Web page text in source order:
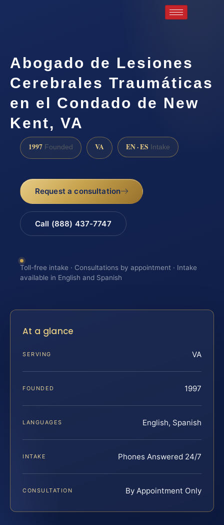
Abogado de Lesiones
Cerebrales Traumáticas
en el Condado de New
Kent, VA
1997 Founded VA EN · ES Intake
Request a consultation
Call (888) 437-7747
Toll-free intake · Consultations by appointment · Intake
available in English and Spanish
At a glance
SERVING VA
FOUNDED 1997
LANGUAGES English, Spanish
INTAKE Phones Answered 24/7
CONSULTATION By Appointment Only